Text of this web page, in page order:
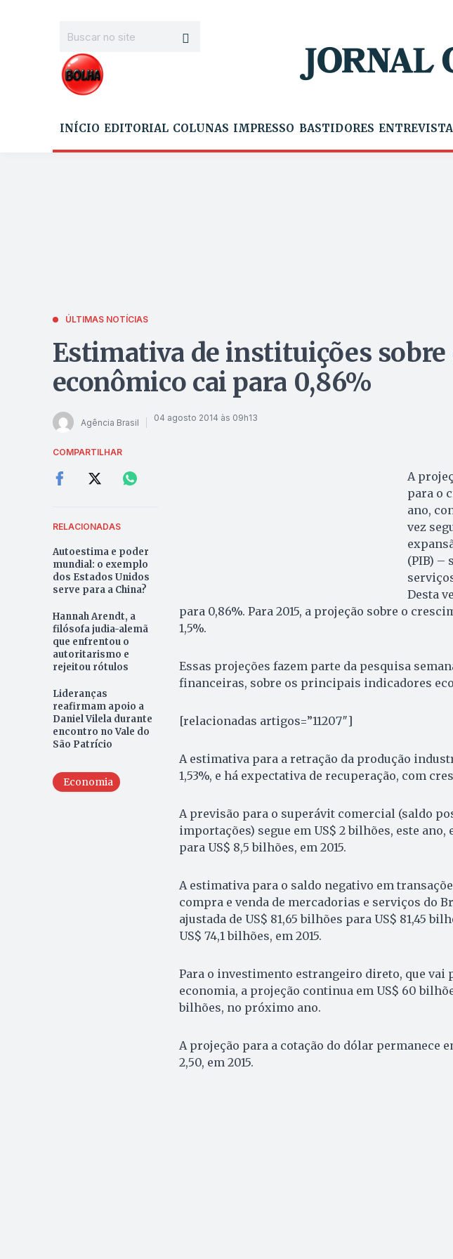
INÍCIO EDITORIAL COLUNAS IMPRESSO BASTIDORES
ÚLTIMAS NOTÍCIAS
Estimativa de instituições
econômico cai para 0,86%
Agência Brasil 04 agosto 2014 às 09h13
COMPARTILHAR
RELACIONADAS
Autoestima e poder
mundial: o exemplo
dos Estados Unidos
serve para a China?
Hannah Arendt, a
filósofa judia-alemã
que enfrentou o
autoritarismo e
rejeitou rótulos
Lideranças
reafirmam apoio a
Daniel Vilela durante
encontro no Vale do
São Patrício
Economia
A
para o
ano,
vez
(PIB) –
Desta
para 0,86%. Para 2015, a projeção sobre o
1,5%.
Essas projeções fazem parte da pesquisa
financeiras, sobre os principais indicadores
[relacionadas artigos=”11207″]
A estimativa para a retração da produção
1,53%, e há expectativa de recuperação, com
A previsão para o superávit comercial (saldo
importações) segue em US$ 2 bilhões, este ano,
para US$ 8,5 bilhões, em 2015.
A estimativa para o saldo negativo em
compra e venda de mercadorias e serviços do
ajustada de US$ 81,65 bilhões para US$ 81,45
US$ 74,1 bilhões, em 2015.
Para o investimento estrangeiro direto, que vai
economia, a projeção continua em US$ 60
bilhões, no próximo ano.
A projeção para a cotação do dólar permanece
2,50, em 2015.